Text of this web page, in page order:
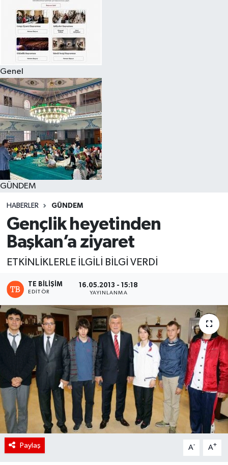
Genel
GÜNDEM
HABERLER GÜNDEM
Gençlik heyetinden
Başkan’a ziyaret
ETKİNLİKLERLE İLGİLİ BİLGİ VERDİ
TE BILIŞIM
EDITÖR
16.05.2013 - 15:18
YAYINLANMA
Paylaş A- A+